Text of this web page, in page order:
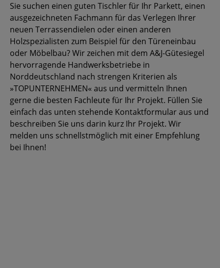
Sie suchen einen guten Tischler für Ihr Parkett, einen
ausgezeichneten Fachmann für das Verlegen Ihrer
neuen Terrassendielen oder einen anderen
Holzspezialisten zum Beispiel für den Türeneinbau
oder Möbelbau? Wir zeichen mit dem A&J-Gütesiegel
hervorragende Handwerksbetriebe in
Norddeutschland nach strengen Kriterien als
»TOPUNTERNEHMEN« aus und vermitteln Ihnen
gerne die besten Fachleute für Ihr Projekt. Füllen Sie
einfach das unten stehende Kontaktformular aus und
beschreiben Sie uns darin kurz Ihr Projekt. Wir
melden uns schnellstmöglich mit einer Empfehlung
bei Ihnen!